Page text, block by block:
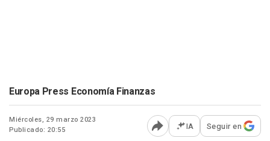
Europa Press Economía Finanzas
Miércoles, 29 marzo 2023
Publicado: 20:55
Abrir opciones para
IA Seguir en